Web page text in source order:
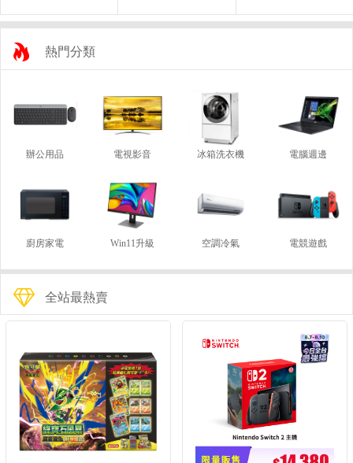
熱門分類
辦公用品 電視影音 冰箱洗衣機 電腦週邊
廚房家電 Win11升級 空調冷氣 電競遊戲
全站最熱賣